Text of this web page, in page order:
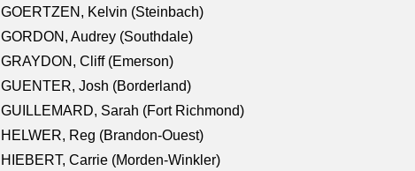
GOERTZEN, Kelvin (Steinbach)
GORDON, Audrey (Southdale)
GRAYDON, Cliff (Emerson)
GUENTER, Josh (Borderland)
GUILLEMARD, Sarah (Fort Richmond)
HELWER, Reg (Brandon-Ouest)
HIEBERT, Carrie (Morden-Winkler)